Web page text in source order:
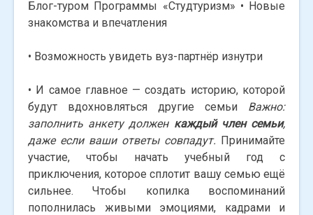
Блог-туром Программы «Студтуризм» • Новые
знакомства и впечатления
• Возможность увидеть вуз-партнёр изнутри
• И самое главное — создать историю, которой
будут вдохновляться другие семьи Важно:
заполнить анкету должен каждый член семьи,
даже если ваши ответы совпадут. Принимайте
участие, чтобы начать учебный год с
приключения, которое сплотит вашу семью ещё
сильнее. Чтобы копилка воспоминаний
пополнилась живыми эмоциями, кадрами и